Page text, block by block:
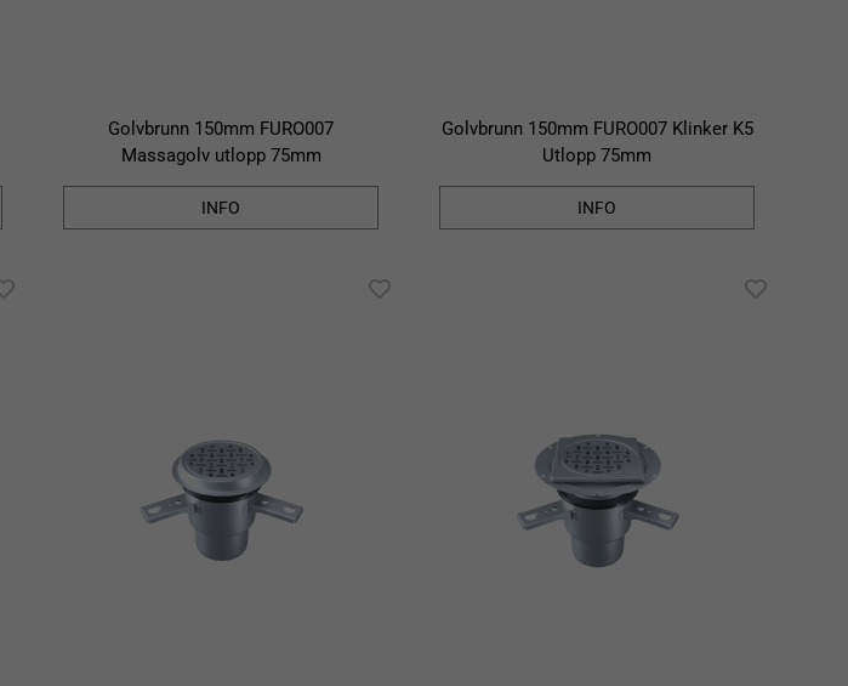
Golvbrunn 150mm FURO007
Massagolv utlopp 75mm
INFO
Golvbrunn 150mm FURO007 Klinker K5
Utlopp 75mm
INFO